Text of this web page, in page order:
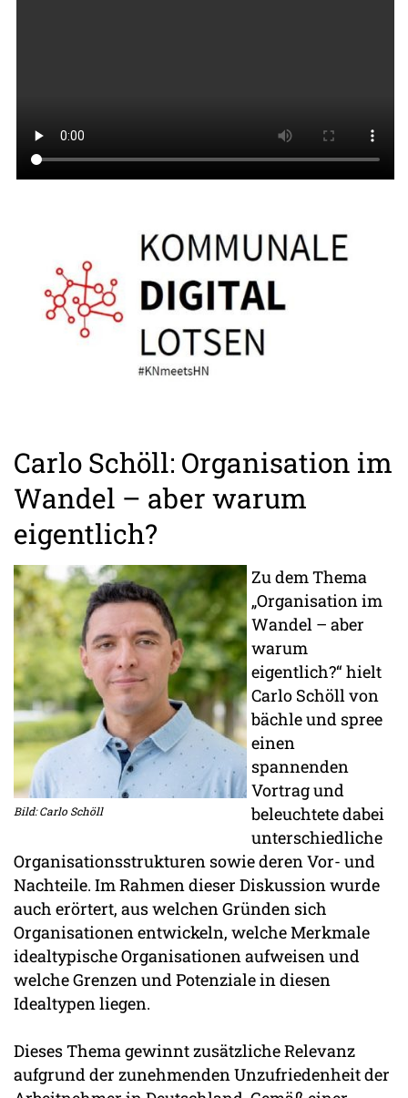
Carlo Schöll: Organisation im
Wandel – aber warum
eigentlich?
Bild: Carlo Schöll
Zu dem Thema
„Organisation im
Wandel – aber
warum
eigentlich?“ hielt
Carlo Schöll von
bächle und spree
einen
spannenden
Vortrag und
beleuchtete dabei
unterschiedliche
Organisationsstrukturen sowie deren Vor- und
Nachteile. Im Rahmen dieser Diskussion wurde
auch erörtert, aus welchen Gründen sich
Organisationen entwickeln, welche Merkmale
idealtypische Organisationen aufweisen und
welche Grenzen und Potenziale in diesen
Idealtypen liegen.
Dieses Thema gewinnt zusätzliche Relevanz
aufgrund der zunehmenden Unzufriedenheit der